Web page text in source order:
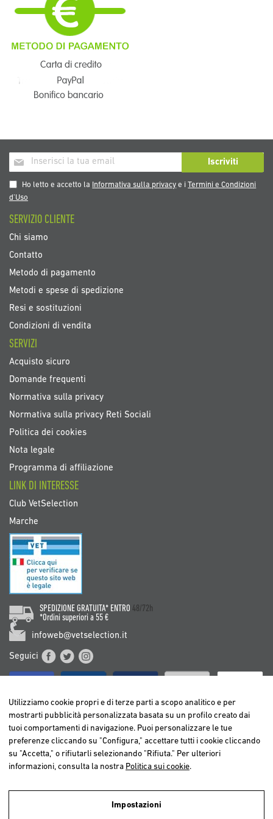
Iscriviti
alla
nostra
Newsletter:
Iscriviti
Ho letto e accetto la Informativa sulla privacy e iTermini e Condizioni
d’Uso
SERVIZIO CLIENTE
Chi siamo
Contatto
Metodo di pagamento
Metodi e spese di spedizione
Resi e sostituzioni
Condizioni di vendita
SERVIZI
Acquisto sicuro
Domande frequenti
Normativa sulla privacy
Normativa sulla privacy Reti Sociali
Politica dei cookies
Nota legale
Programma di affiliazione
LINK DI INTERESSE
Club VetSelection
Marche
SPEDIZIONE GRATUITA* ENTRO 48/72h
*Ordini superiori a 55 €
infoweb@vetselection.it
Seguici
BELGIË / BELGIQUE
DEUTSCHLAND
ESPAÑA
ITALIA
Utilizziamo cookie propri e di terze parti a scopo analitico e per
mostrarti pubblicità personalizzata basata su un profilo creato dai
tuoi comportamenti di navigazione. Puoi personalizzare le tue
preferenze cliccando su "Configura," accettare tutti i cookie cliccando
su "Accetta," o rifiutarli selezionando "Rifiuta." Per ulteriori
informazioni, consulta la nostra Politica sui cookie.
Impostazioni